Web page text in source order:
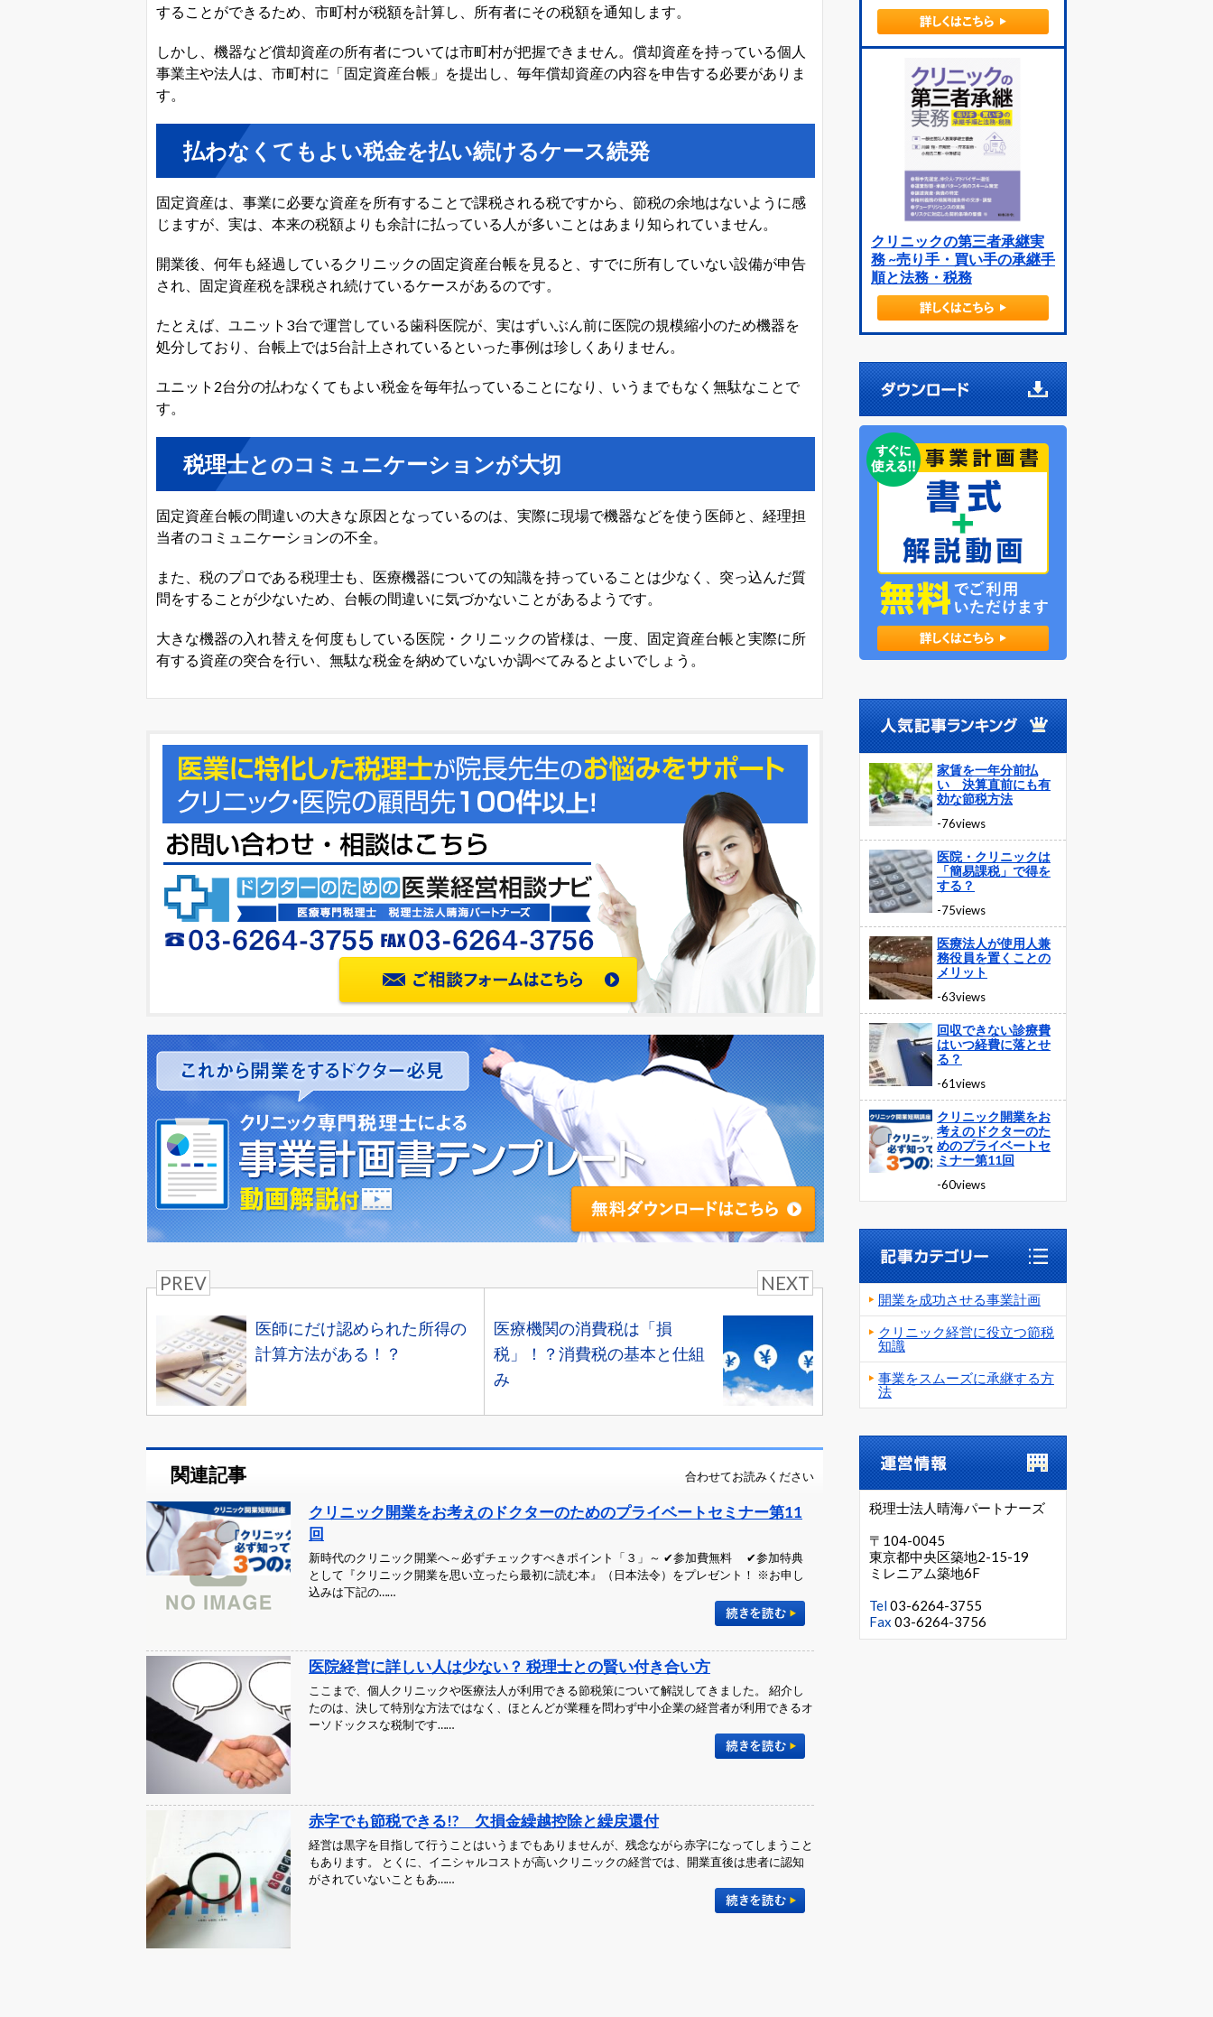
することができるため、市町村が税額を計算し、所有者にその税額を通知します。
しかし、機器など償却資産の所有者については市町村が把握できません。償却資産を持っている個人
事業主や法人は、市町村に「固定資産台帳」を提出し、毎年償却資産の内容を申告する必要がありま
す。
払わなくてもよい税金を払い続けるケース続発
固定資産は、事業に必要な資産を所有することで課税される税ですから、節税の余地はないように感
じますが、実は、本来の税額よりも余計に払っている人が多いことはあまり知られていません。
開業後、何年も経過しているクリニックの固定資産台帳を見ると、すでに所有していない設備が申告
され、固定資産税を課税され続けているケースがあるのです。
たとえば、ユニット3台で運営している歯科医院が、実はずいぶん前に医院の規模縮小のため機器を
処分しており、台帳上では5台計上されているといった事例は珍しくありません。
ユニット2台分の払わなくてもよい税金を毎年払っていることになり、いうまでもなく無駄なことで
す。
税理士とのコミュニケーションが大切
固定資産台帳の間違いの大きな原因となっているのは、実際に現場で機器などを使う医師と、経理担
当者のコミュニケーションの不全。
また、税のプロである税理士も、医療機器についての知識を持っていることは少なく、突っ込んだ質
問をすることが少ないため、台帳の間違いに気づかないことがあるようです。
大きな機器の入れ替えを何度もしている医院・クリニックの皆様は、一度、固定資産台帳と実際に所
有する資産の突合を行い、無駄な税金を納めていないか調べてみるとよいでしょう。
PREV
医師にだけ認められた所得の
計算方法がある！？
NEXT
医療機関の消費税は「損
税」！？消費税の基本と仕組
み
関連記事 合わせてお読みください
クリニック開業をお考えのドクターのためのプライベートセミナー第11
回
新時代のクリニック開業へ～必ずチェックすべきポイント「３」～ ✔参加費無料 ✔参加特典
として『クリニック開業を思い立ったら最初に読む本』（日本法令）をプレゼント！ ※お申し
込みは下記の……
医院経営に詳しい人は少ない？ 税理士との賢い付き合い方
ここまで、個人クリニックや医療法人が利用できる節税策について解説してきました。 紹介し
たのは、決して特別な方法ではなく、ほとんどが業種を問わず中小企業の経営者が利用できるオ
ーソドックスな税制です……
赤字でも節税できる!? 欠損金繰越控除と繰戻還付
経営は黒字を目指して行うことはいうまでもありませんが、残念ながら赤字になってしまうこと
もあります。 とくに、イニシャルコストが高いクリニックの経営では、開業直後は患者に認知
がされていないこともあ……
クリニックの第三者承継実
務 ~売り手・買い手の承継手
順と法務・税務
家賃を一年分前払
い 決算直前にも有
効な節税方法
-76views
医院・クリニックは
「簡易課税」で得を
する？
-75views
医療法人が使用人兼
務役員を置くことの
メリット
-63views
回収できない診療費
はいつ経費に落とせ
る？
-61views
クリニック開業をお
考えのドクターのた
めのプライベートセ
ミナー第11回
-60views
開業を成功させる事業計画
クリニック経営に役立つ節税
知識
事業をスムーズに承継する方
法
税理士法人晴海パートナーズ
〒104-0045
東京都中央区築地2-15-19
ミレニアム築地6F
Tel03-6264-3755
Fax 03-6264-3756